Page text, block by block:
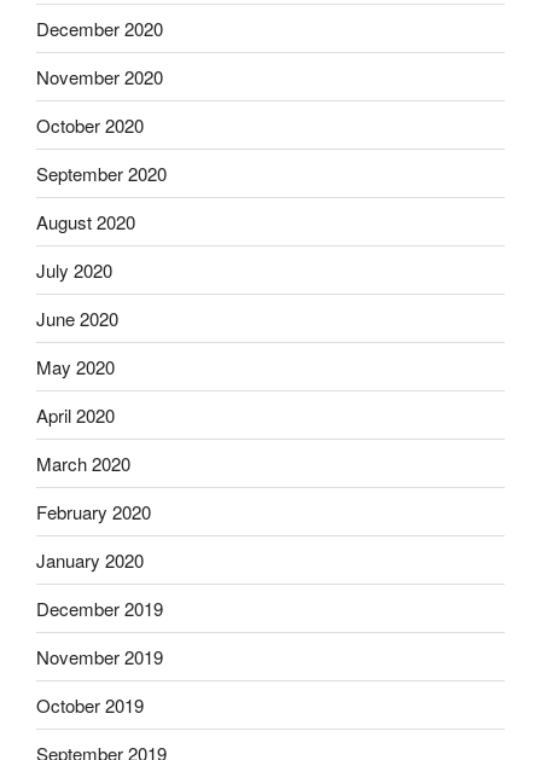
December 2020
November 2020
October 2020
September 2020
August 2020
July 2020
June 2020
May 2020
April 2020
March 2020
February 2020
January 2020
December 2019
November 2019
October 2019
September 2019